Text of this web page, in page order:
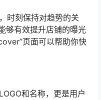
时刻保持对趋势的关
够有效提升店铺的曝光
页面可以帮助你快
和名称，更是用户